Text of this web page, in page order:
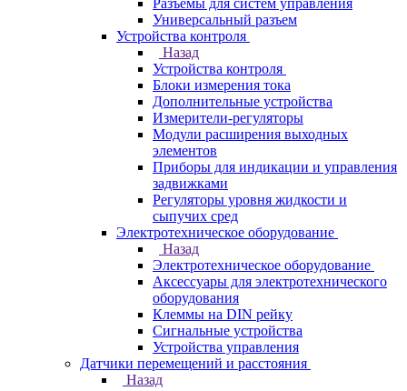
Разъемы для систем управления
Универсальный разъем
Устройства контроля
Назад
Устройства контроля
Блоки измерения тока
Дополнительные устройства
Измерители-регуляторы
Модули расширения выходных
элементов
Приборы для индикации и управления
задвижками
Регуляторы уровня жидкости и
сыпучих сред
Электротехническое оборудование
Назад
Электротехническое оборудование
Аксессуары для электротехнического
оборудования
Клеммы на DIN рейку
Сигнальные устройства
Устройства управления
Датчики перемещений и расстояния
Назад